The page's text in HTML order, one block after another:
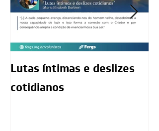
Lutas íntimas e deslizes
cotidianos